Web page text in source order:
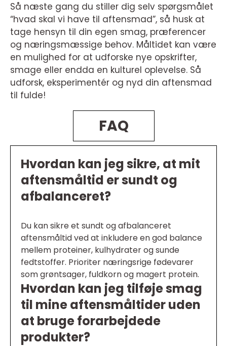
Så næste gang du stiller dig selv spørgsmålet
“hvad skal vi have til aftensmad”, så husk at
tage hensyn til din egen smag, præferencer
og næringsmæssige behov. Måltidet kan være
en mulighed for at udforske nye opskrifter,
smage eller endda en kulturel oplevelse. Så
udforsk, eksperimentér og nyd din aftensmad
til fulde!
FAQ
Hvordan kan jeg sikre, at mit
aftensmåltid er sundt og
afbalanceret?
Du kan sikre et sundt og afbalanceret
aftensmåltid ved at inkludere en god balance
mellem proteiner, kulhydrater og sunde
fedtstoffer. Prioriter næringsrige fødevarer
som grøntsager, fuldkorn og magert protein.
Hvordan kan jeg tilføje smag
til mine aftensmåltider uden
at bruge forarbejdede
produkter?